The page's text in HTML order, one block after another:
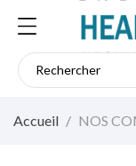
Accueil NOS